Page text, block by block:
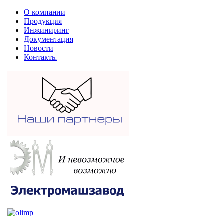
О компании
Продукция
Инжиниринг
Документация
Новости
Контакты